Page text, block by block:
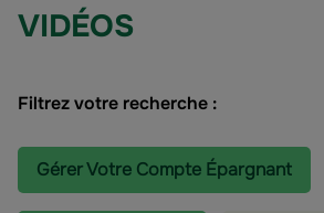
VIDÉOS
Filtrez votre recherche :
Gérer Votre Compte Épargnant